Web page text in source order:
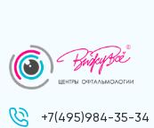
+7(495)984-35-34